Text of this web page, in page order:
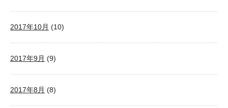
2017年10月 (10)
2017年9月 (9)
2017年8月 (8)